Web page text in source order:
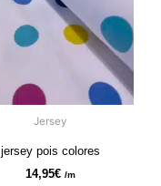
Jersey
jersey pois colores
14,95€ /m